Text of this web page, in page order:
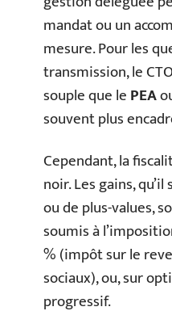
mandat ou un
mesure. Pour les
transmission, le
souple que lePEA
souvent plus
Cependant, la
noir. Les gains,
ou de plus-values,
soumis à
% (impôt sur le
sociaux), ou, sur
progressif.